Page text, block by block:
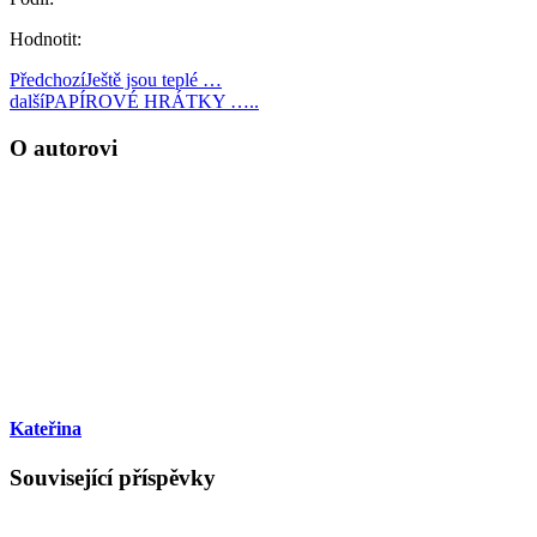
Hodnotit:
PředchozíJeště jsou teplé …
dalšíPAPÍROVÉ HRÁTKY …..
O autorovi
Kateřina
Související příspěvky